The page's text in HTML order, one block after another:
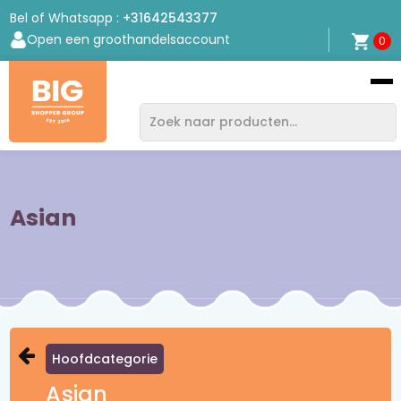
Bel of Whatsapp : +31642543377
Open een groothandelsaccount
0
Bigshopper
Group
Asian
Hoofdcategorie
Asian